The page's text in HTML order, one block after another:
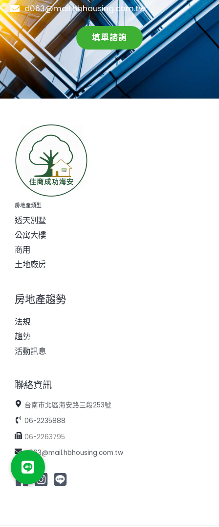
d063@mail.hbhousing.com.tw
填單諮詢
房地產類型
透天別墅
公寓大樓
商用
土地廠房
房地產趨勢
法規
趨勢
活動訊息
聯絡資訊
台南市北區海安路三段253號
06-2235888
06-2263795
d063@mail.hbhousing.com.tw